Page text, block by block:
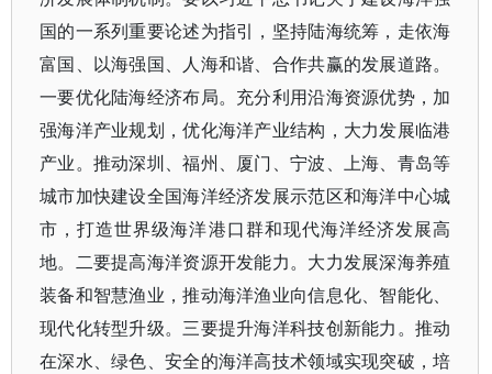
国的一系列重要论述为指引，坚持陆海统筹，走依海
富国、以海强国、人海和谐、合作共赢的发展道路。
一要优化陆海经济布局。充分利用沿海资源优势，加
强海洋产业规划，优化海洋产业结构，大力发展临港
产业。推动深圳、福州、厦门、宁波、上海、青岛等
城市加快建设全国海洋经济发展示范区和海洋中心城
市，打造世界级海洋港口群和现代海洋经济发展高
地。二要提高海洋资源开发能力。大力发展深海养殖
装备和智慧渔业，推动海洋渔业向信息化、智能化、
现代化转型升级。三要提升海洋科技创新能力。推动
在深水、绿色、安全的海洋高技术领域实现突破，培